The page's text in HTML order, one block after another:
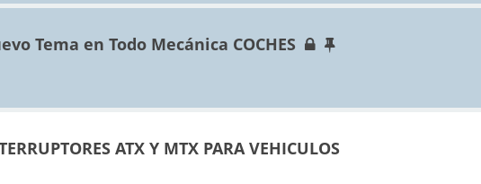
Tema en Todo Mecánica COCHES
ATX Y MTX PARA VEHICULOS